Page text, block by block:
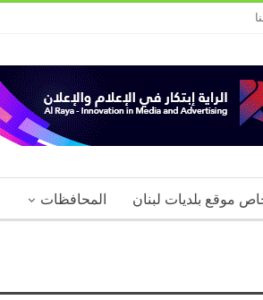
موقع بلديات لبنان المحافظات